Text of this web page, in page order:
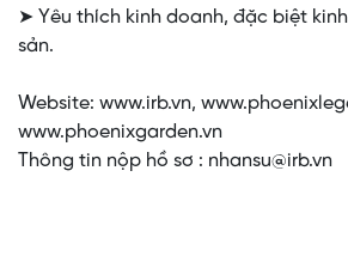
➤ Yêu thích kinh doanh, đặc biệt
sản.
Website: www.irb.vn,
www.phoenixgarden.vn
Thông tin nộp hồ sơ : nhansu@irb.vn